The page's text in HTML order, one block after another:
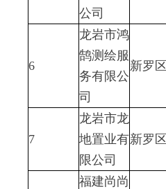
公司
6
龙岩市鸿
鹄测绘服
务有限公
司
新罗区
7
龙岩市龙
地置业有
限公司
新罗区
福建尚尚